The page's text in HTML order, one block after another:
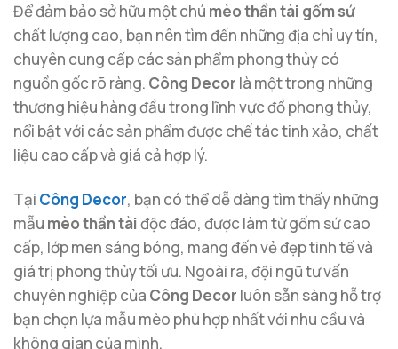
Để đảm bảo sở hữu một chú mèo thần tài gốm sứ
chất lượng cao, bạn nên tìm đến những địa chỉ uy tín,
chuyên cung cấp các sản phẩm phong thủy có
nguồn gốc rõ ràng. Công Decor là một trong những
thương hiệu hàng đầu trong lĩnh vực đồ phong thủy,
nổi bật với các sản phẩm được chế tác tinh xảo, chất
liệu cao cấp và giá cả hợp lý.
Tại Công Decor, bạn có thể dễ dàng tìm thấy những
mẫu mèo thần tàiđộc đáo, được làm từ gốm sứ cao
cấp, lớp men sáng bóng, mang đến vẻ đẹp tinh tế và
giá trị phong thủy tối ưu. Ngoài ra, đội ngũ tư vấn
chuyên nghiệp của Công Decor luôn sẵn sàng hỗ trợ
bạn chọn lựa mẫu mèo phù hợp nhất với nhu cầu và
không gian của mình.